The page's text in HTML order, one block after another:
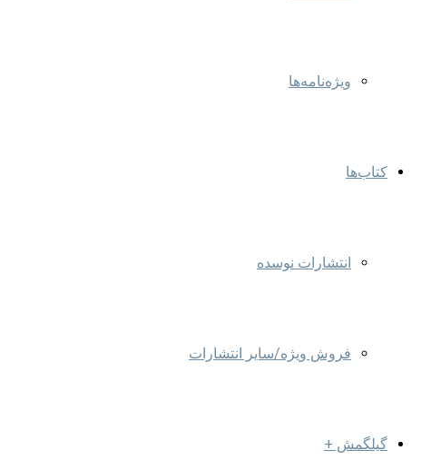
ویژه‌نامه‌ها
کتاب‌ها
انتشارات نوسده
فروش ویژه/سایر انتشارات
گیلگمش +